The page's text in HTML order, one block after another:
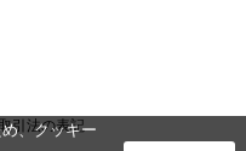
引法の表記
、クッキー